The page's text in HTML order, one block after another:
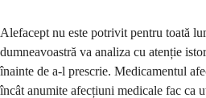
Alefacept nu este potrivit pentru toată
dumneavoastră va analiza cu atenție
înainte de a-l prescrie. Medicamentul
încât anumite afecțiuni medicale fac ca